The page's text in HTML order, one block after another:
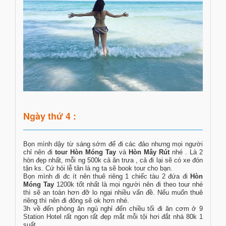
Ngày thứ 4 :
Bọn mình dậy từ sáng sớm để đi các đảo nhưng mọi người
chỉ nên đi tour Hòn Móng Tay và Hòn Mây Rútnhé . Là 2
hòn đẹp nhất, mỗi ng 500k cả ăn trưa , cả đi lại sẽ có xe đón
tận ks. Cứ hỏi lễ tân là ng ta sẽ book tour cho bạn.
Bọn mình đi đc ít nên thuê riêng 1 chiếc tàu 2 đứa đi Hòn
Móng Tay 1200k tốt nhất là mọi người nên đi theo tour nhé
thì sẽ an toàn hơn đỡ lo ngại nhiều vấn đề. Nếu muốn thuê
riêng thì nên đi đông sẽ ok hơn nhé.
3h về đến phòng ăn ngủ nghỉ đến chiều tối đi ăn cơm ở 9
Station Hotel rất ngon rất đẹp mắt mỗi tội hơi đắt nhá 80k 1